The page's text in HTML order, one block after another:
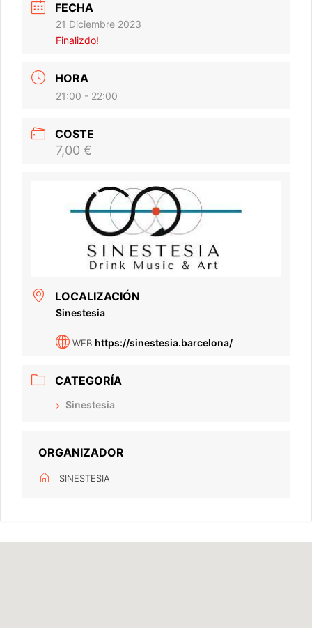
FECHA
21 Diciembre 2023
Finalizdo!
HORA
21:00 - 22:00
COSTE
7,00 €
LOCALIZACIÓN
Sinestesia
WEB https://sinestesia.barcelona/
CATEGORÍA
Sinestesia
ORGANIZADOR
SINESTESIA